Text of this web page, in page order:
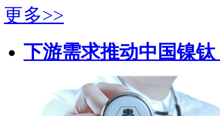
更多>>
下游需求推动中国镍